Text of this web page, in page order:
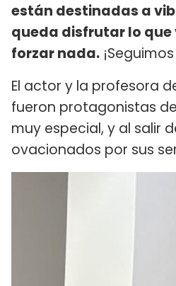
están destinadas a
queda disfrutar lo que
forzar nada.
El actor y la profesora
fueron protagonistas
muy especial, y al salir
ovacionados por sus